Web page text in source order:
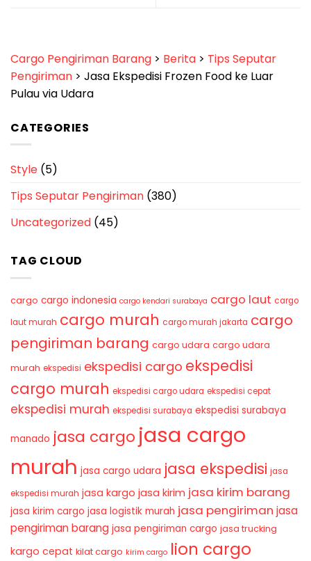
Cargo Pengiriman Barang > Berita > Tips Seputar
Pengiriman > Jasa Ekspedisi Frozen Food ke Luar
Pulau via Udara
CATEGORIES
Style (5)
Tips Seputar Pengiriman (380)
Uncategorized (45)
TAG CLOUD
cargo cargo indonesia cargo kendari surabaya cargo laut cargo
laut murah cargo murah cargo murah jakarta cargo
pengiriman barang cargo udara cargo udara
murah ekspedisi ekspedisi cargo ekspedisi
cargo murah ekspedisi cargo udara ekspedisi cepat
ekspedisi murah ekspedisi surabaya ekspedisi surabaya
manado jasa cargo jasa cargo
murah jasa cargo udara jasa ekspedisi jasa
ekspedisi murah jasa kargo jasa kirim jasa kirim barang
jasa kirim cargo jasa logistik murah jasa pengiriman jasa
pengiriman barang jasa pengiriman cargo jasa trucking
kargo cepat kilat cargo kirim cargo lion cargo